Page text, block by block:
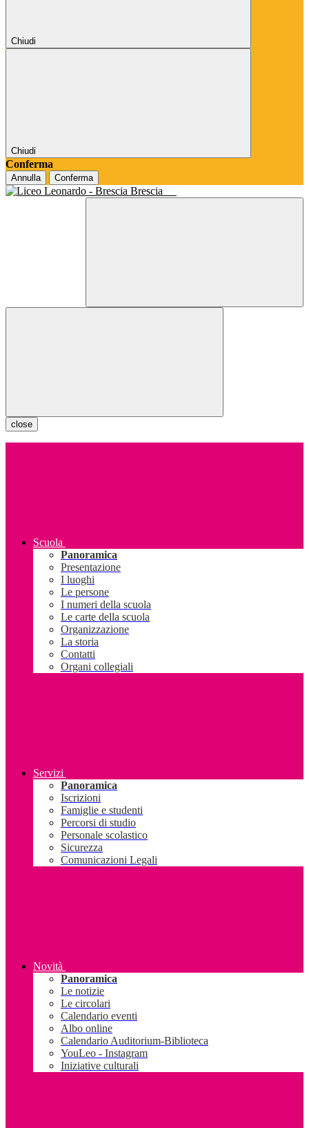
Chiudi
Chiudi
Conferma
Annulla Conferma
Brescia
close
Scuola
Panoramica
Presentazione
I luoghi
Le persone
I numeri della scuola
Le carte della scuola
Organizzazione
La storia
Contatti
Organi collegiali
Servizi
Panoramica
Iscrizioni
Famiglie e studenti
Percorsi di studio
Personale scolastico
Sicurezza
Comunicazioni Legali
Novità
Panoramica
Le notizie
Le circolari
Calendario eventi
Albo online
Calendario Auditorium-Biblioteca
YouLeo - Instagram
Iniziative culturali